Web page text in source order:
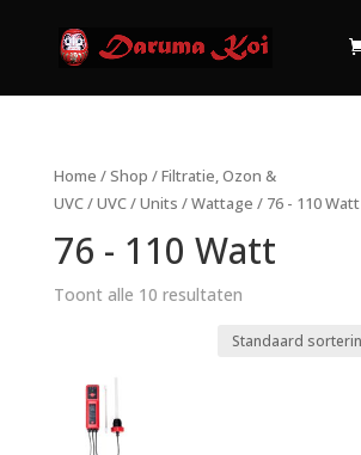
Home /Shop /Filtratie, Ozon &
UVC/UVC/Units /Wattage / 76 - 110 Watt
76 - 110 Watt
Toont alle 10 resultaten